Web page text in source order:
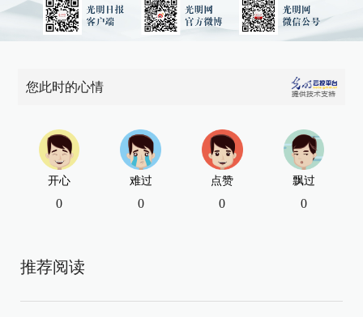
您此时的心情
开心
0
难过
0
点赞
0
飘过
0
推荐阅读